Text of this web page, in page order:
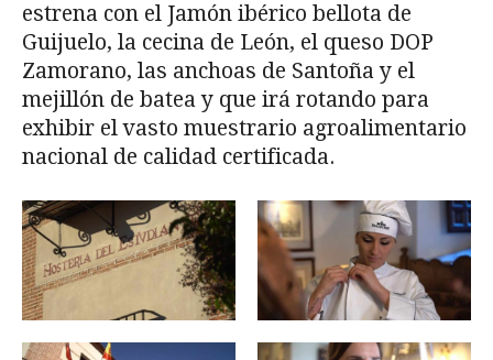
estrena con el Jamón ibérico bellota de
Guijuelo, la cecina de León, el queso DOP
Zamorano, las anchoas de Santoña y el
mejillón de batea y que irá rotando para
exhibir el vasto muestrario agroalimentario
nacional de calidad certificada.